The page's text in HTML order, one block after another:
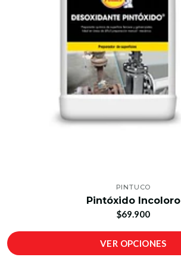
PINTUCO
Pintóxido Incoloro
$69.900
VER OPCIONES